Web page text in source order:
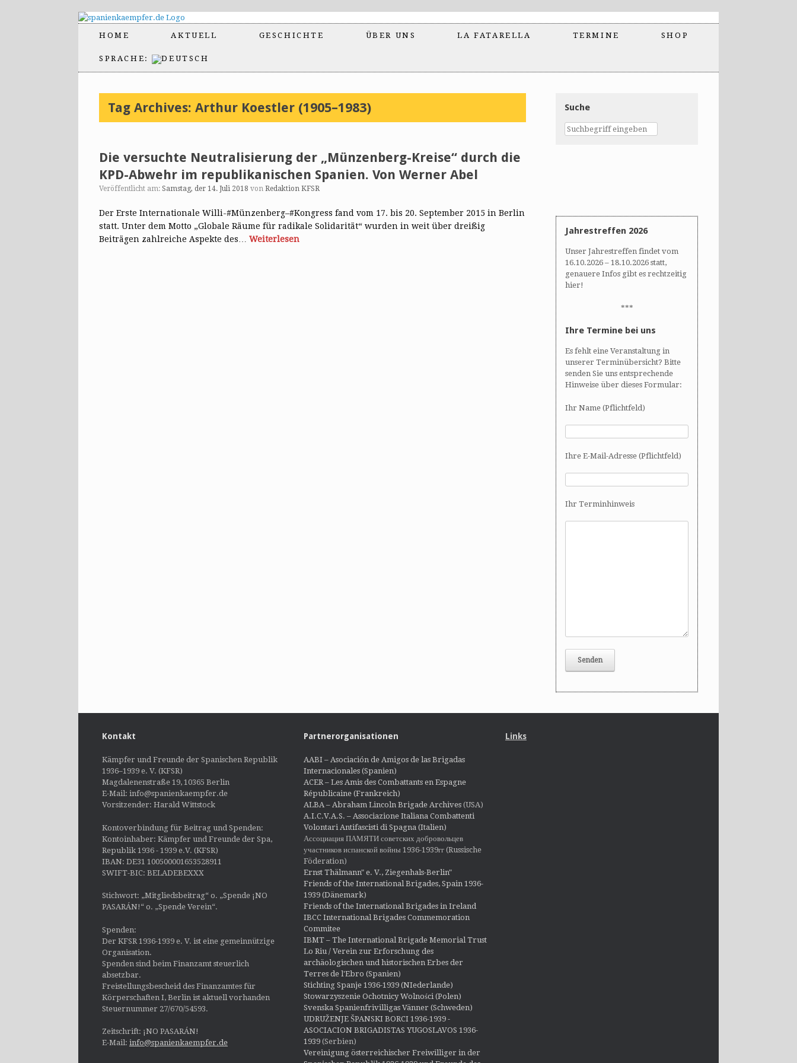
HOME AKTUELL GESCHICHTE ÜBER UNS LA FATARELLA TERMINE SHOP
SPRACHE:
Tag Archives: Arthur Koestler (1905–1983)
Die versuchte Neutralisierung der „Münzenberg-Kreise“ durch die
KPD-Abwehr im republikanischen Spanien. Von Werner Abel
Veröffentlicht am: Samstag, der 14. Juli 2018 von Redaktion KFSR
Der Erste Internationale Willi-#Münzenberg–#Kongress fand vom 17. bis 20. September 2015 in Berlin
statt. Unter dem Motto „Globale Räume für radikale Solidarität“ wurden in weit über dreißig
Beiträgen zahlreiche Aspekte des… Weiterlesen
Suche
Jahrestreffen 2026
Unser Jahrestreffen findet vom
16.10.2026 – 18.10.2026 statt,
genauere Infos gibt es rechtzeitig
hier!
***
Ihre Termine bei uns
Es fehlt eine Veranstaltung in
unserer Terminübersicht? Bitte
senden Sie uns entsprechende
Hinweise über dieses Formular:
Ihr Name (Pflichtfeld)
Ihre E-Mail-Adresse (Pflichtfeld)
Ihr Terminhinweis
Kontakt
Kämpfer und Freunde der Spanischen Republik
1936–1939 e. V. (KFSR)
Magdalenenstraße 19, 10365 Berlin
E-Mail: info@spanienkaempfer.de
Vorsitzender: Harald Wittstock
Kontoverbindung für Beitrag und Spenden:
Kontoinhaber: Kämpfer und Freunde der Spa,
Republik 1936 - 1939 e.V. (KFSR)
IBAN: DE31 100500001653528911
SWIFT-BIC: BELADEBEXXX
Stichwort: „Mitgliedsbeitrag“ o. „Spende ¡NO
PASARÁN!“ o. „Spende Verein“.
Spenden:
Der KFSR 1936-1939 e. V. ist eine gemeinnützige
Organisation.
Spenden sind beim Finanzamt steuerlich
absetzbar.
Freistellungsbescheid des Finanzamtes für
Körperschaften I, Berlin ist aktuell vorhanden
Steuernummer 27/670/54593.
Zeitschrift: ¡NO PASARÁN!
E-Mail: info@spanienkaempfer.de
Partnerorganisationen
AABI – Asociación de Amigos de las Brigadas
Internacionales (Spanien)
ACER – Les Amis des Combattants en Espagne
Républicaine (Frankreich)
ALBA – Abraham Lincoln Brigade Archives(USA)
A.I.C.V.A.S. – Associazione Italiana Combattenti
Volontari Antifascisti di Spagna (Italien)
Ассоциация ПАМЯТИ советских добровольцев
участников испанской войны 1936-1939гг (Russische
Föderation)
Ernst Thälmann" e. V., Ziegenhals-Berlin"
Friends of the International Brigades, Spain 1936-
1939 (Dänemark)
Friends of the International Brigades in Ireland
IBCC International Brigades Commemoration
Commitee
IBMT – The International Brigade Memorial Trust
Lo Riu / Verein zur Erforschung des
archäologischen und historischen Erbes der
Terres de l'Ebro (Spanien)
Stichting Spanje 1936-1939 (NIederlande)
Stowarzyszenie Ochotnicy Wolności (Polen)
Svenska Spanienfrivilligas Vänner (Schweden)
UDRUŽENJE ŠPANSKI BORCI 1936-1939 -
ASOCIACION BRIGADISTAS YUGOSLAVOS 1936-
1939(Serbien)
Vereinigung österreichischer Freiwilliger in der
Links